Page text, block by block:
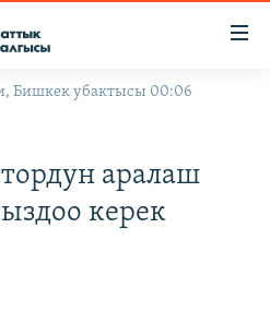
Бишкек убактысы 00:06
аралаш
керек